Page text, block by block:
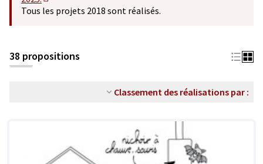
(S'ouvre dans un nouvel onglet)
Tous les projets 2018 sont réalisés.
38 propositions
Classement des réalisations par :